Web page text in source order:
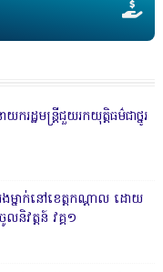
ដ្ឋមន្ត្រីជួយរកយុត្តិធម៌ជាថ្នូរ
ងម្នាក់នៅខេត្តកណ្ដាល ដោយ
លនិវត្តន៍ វគ្គ១